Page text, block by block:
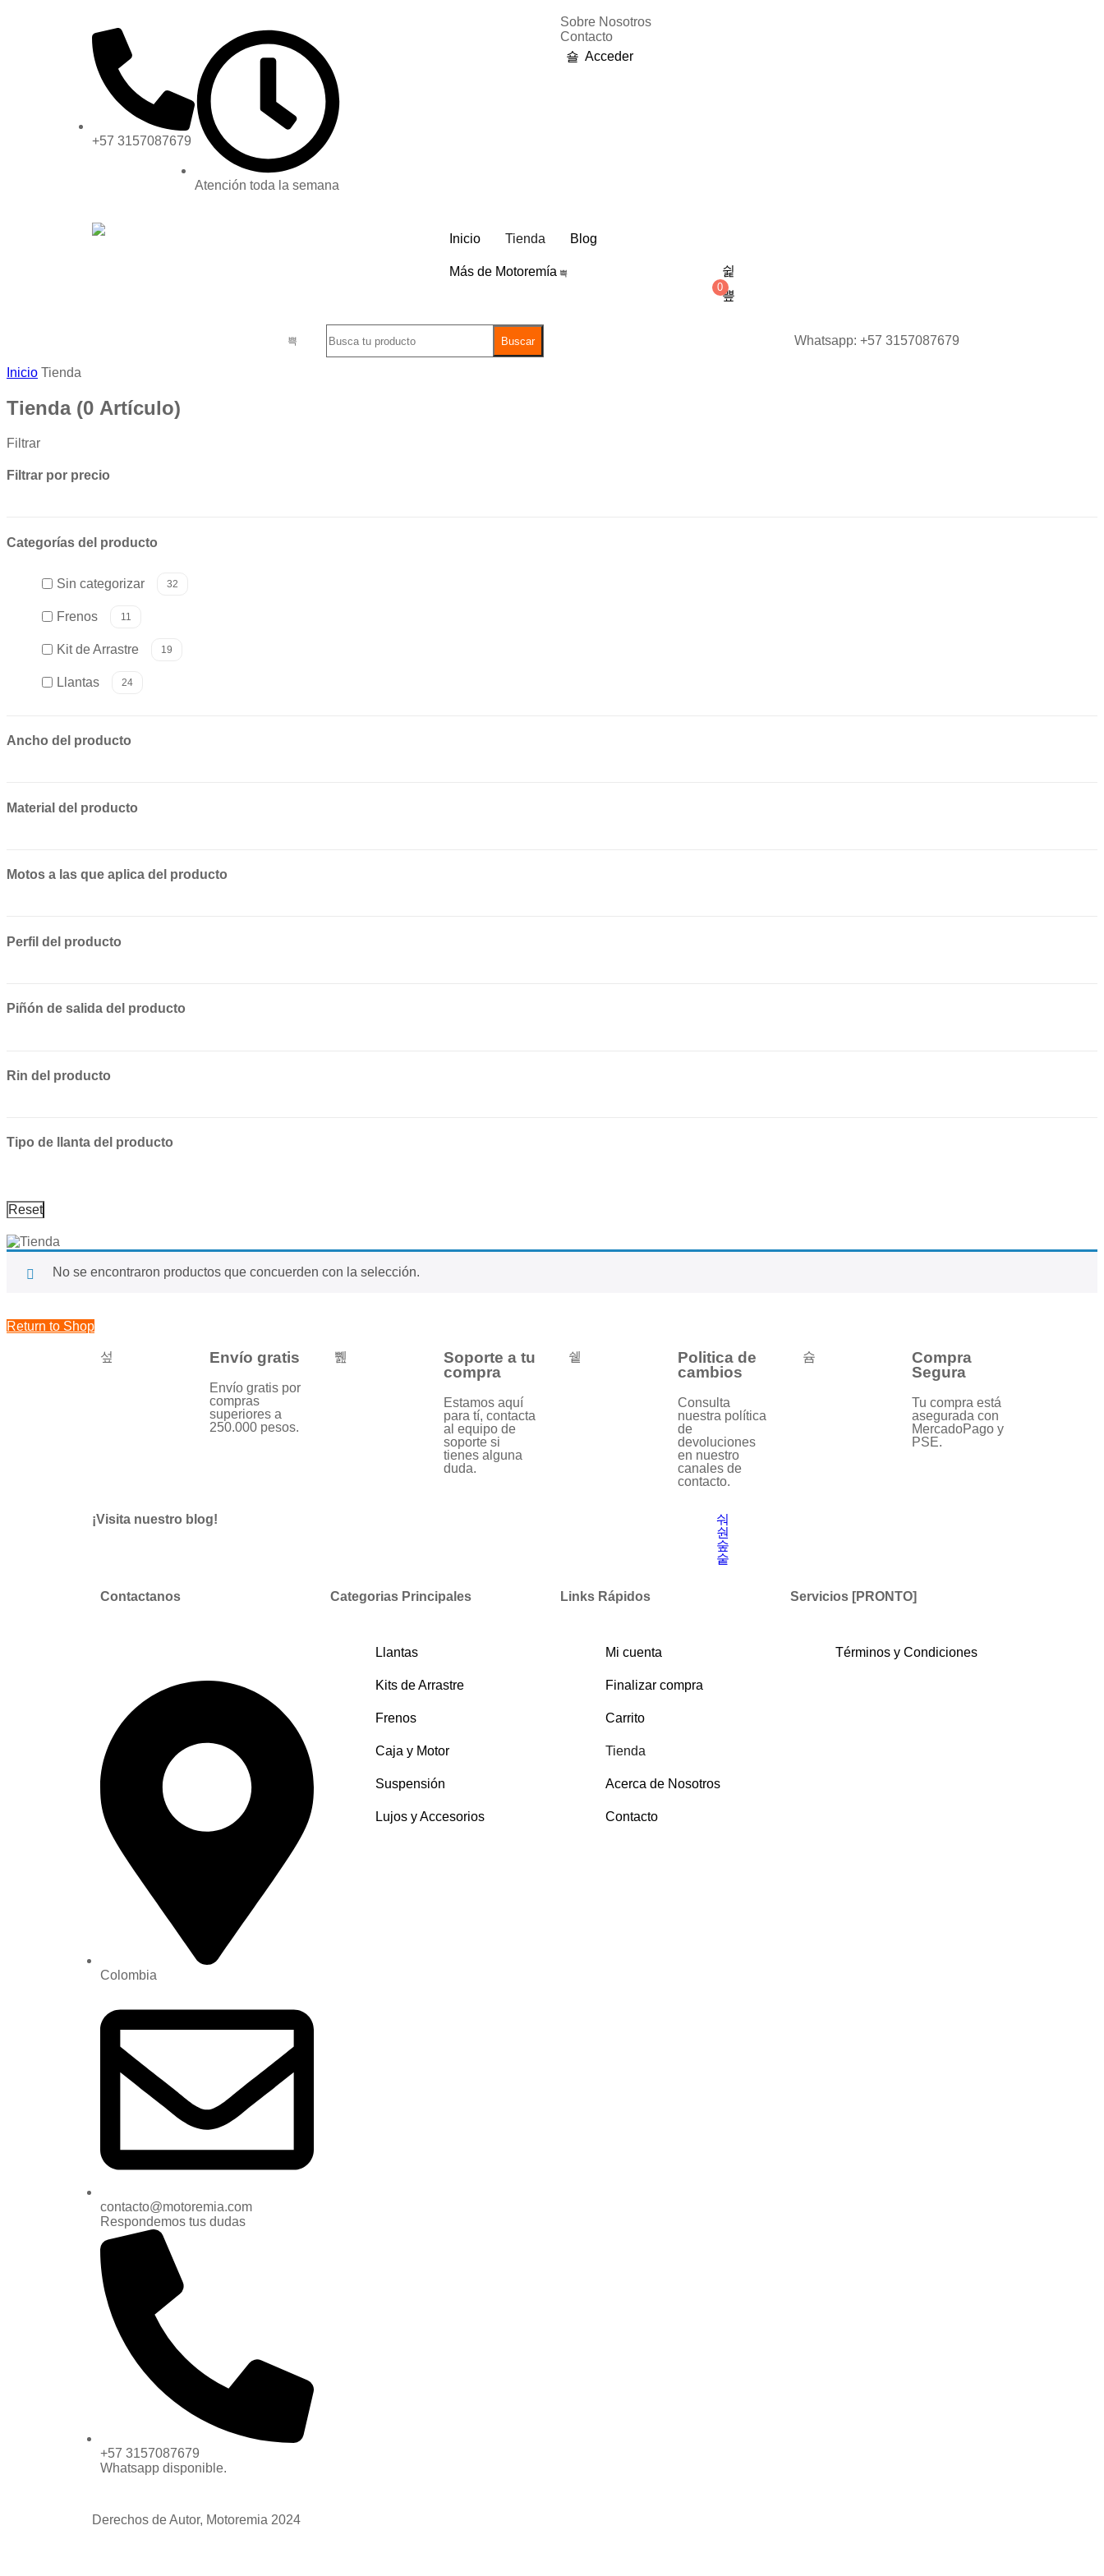
+57 3157087679
Atención toda la semana
Sobre Nosotros
Contacto
Acceder
Inicio Tienda Blog
Más de Motoremía
0
Buscar Whatsapp: +57 3157087679
Inicio Tienda
Tienda (0 Artículo)
Filtrar
Filtrar por precio
Categorías del producto
Sin categorizar 32
Frenos 11
Kit de Arrastre 19
Llantas 24
Ancho del producto
Material del producto
Motos a las que aplica del producto
Perfil del producto
Piñón de salida del producto
Rin del producto
Tipo de llanta del producto
Reset
No se encontraron productos que concuerden con la selección.
Return to Shop
Envío gratis
Envío gratis por
compras
superiores a
250.000 pesos.
Soporte a tu
compra
Estamos aquí
para tí, contacta
al equipo de
soporte si
tienes alguna
duda.
Politica de
cambios
Consulta
nuestra política
de
devoluciones
en nuestro
canales de
contacto.
Compra
Segura
Tu compra está
asegurada con
MercadoPago y
PSE.
¡Visita nuestro blog!
Contactanos
Colombia
contacto@motoremia.com
Respondemos tus dudas
+57 3157087679
Whatsapp disponible.
Categorias Principales
Llantas
Kits de Arrastre
Frenos
Caja y Motor
Suspensión
Lujos y Accesorios
Links Rápidos
Mi cuenta
Finalizar compra
Carrito
Tienda
Acerca de Nosotros
Contacto
Servicios [PRONTO]
Términos y Condiciones
Derechos de Autor, Motoremia 2024